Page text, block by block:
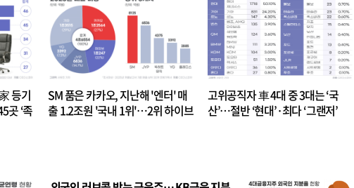
등기
곳 ‘족
SM 품은 카카오, 지난해 '엔터' 매
출 1.2조원 '국내 1위'…2위 하이브
고위공직자 車 4대 중 3대는 ‘국
산’…절반 ‘현대’·최다 ‘그랜저’